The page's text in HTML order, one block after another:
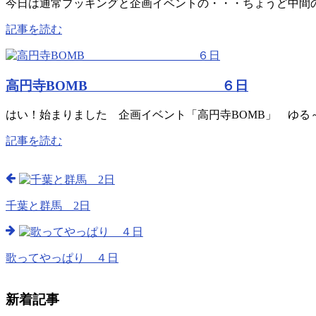
今日は通常ブッキングと企画イベントの・・・ちょうど中間
記事を読む
高円寺BOMB ６日
はい！始まりました 企画イベント「高円寺BOMB」 ゆる
記事を読む
千葉と群馬 2日
歌ってやっぱり ４日
新着記事